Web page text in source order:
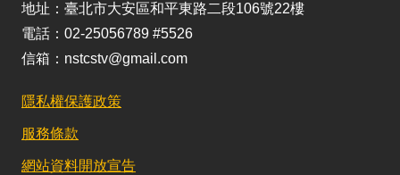
地址：臺北市大安區和平東路二段106號22樓
電話：02-25056789 #5526
信箱：nstcstv@gmail.com
隱私權保護政策
服務條款
網站資料開放宣告